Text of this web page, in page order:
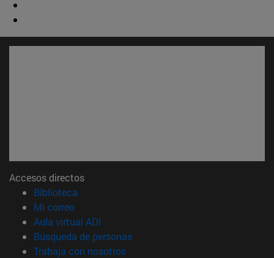
Accesos directos
Biblioteca
Mi correo(abre en nueva ventana)
Aula virtual ADI
Búsqueda de personas(abre en nueva ventana)
Trabaja con nosotros(abre en nueva ventana)